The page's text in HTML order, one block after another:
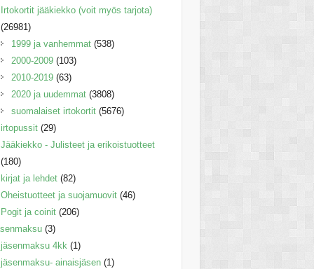
Irtokortit jääkiekko (voit myös tarjota)
(26981)
1999 ja vanhemmat (538)
2000-2009 (103)
2010-2019 (63)
2020 ja uudemmat (3808)
suomalaiset irtokortit (5676)
irtopussit (29)
Jääkiekko - Julisteet ja erikoistuotteet
(180)
kirjat ja lehdet (82)
Oheistuotteet ja suojamuovit (46)
Pogit ja coinit (206)
(3)
jäsenmaksu 4kk (1)
jäsenmaksu- ainaisjäsen (1)